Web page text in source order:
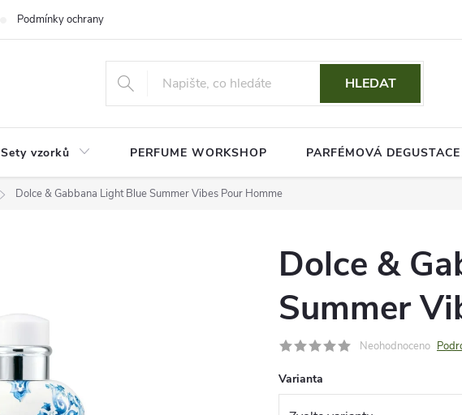
Podmínky ochrany osobních údajů
HLEDAT
Sety vzorků PERFUME WORKSHOP PARFÉMOVÁ DEGUSTACE
Dolce & Gabbana Light Blue Summer Vibes Pour Homme
Dolce &
Summer
Neohodnoceno
Varianta